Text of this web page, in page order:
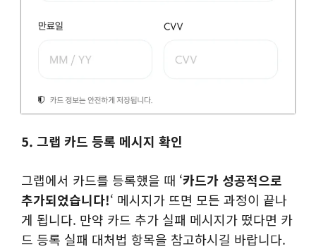
5. 그랩 카드 등록 메시지 확인
그랩에서 카드를 등록했을 때 ‘카드가 성공적으로
추가되었습니다!‘ 메시지가 뜨면 모든 과정이 끝나
게 됩니다. 만약 카드 추가 실패 메시지가 떴다면 카
드 등록 실패 대처법 항목을 참고하시길 바랍니다.